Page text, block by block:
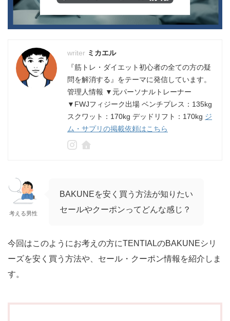
ミカエル
『筋トレ・ダイエット初心者の全ての方の疑
問を解消する』をテーマに発信しています。
管理人情報 ▼元パーソナルトレーナー
▼FWJフィジーク出場 ベンチプレス：135kg
スクワット：170kg デッドリフト：170kg ジ
ム・サプリの掲載依頼はこちら
考える男性
BAKUNEを安く買う方法が知りたい
セールやクーポンってどんな感じ？
今回はこのようにお考えの方にTENTIALのBAKUNEシリ
ーズを安く買う方法や、セール・クーポン情報を紹介しま
す。